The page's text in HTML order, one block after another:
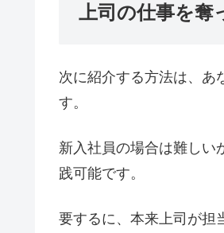
上司の仕事を奪
次に紹介する方法は、あ
す。
新入社員の場合は難しい
践可能です。
要するに、本来上司が担